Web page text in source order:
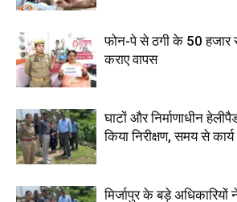
फोन-पे से ठगी के 50 हजार
कराए वापस
घाटों और निर्माणाधीन
किया निरीक्षण, समय से
मिर्जापुर के बड़े अधिकारियों